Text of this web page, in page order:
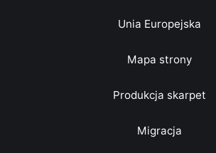
Unia Europejska
Mapa strony
Produkcja skarpet
Migracja